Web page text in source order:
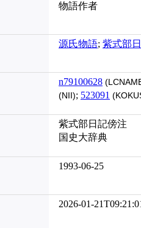
物語作者
源氏物語; 紫式部
n79100628
(NII); 523091
紫式部日記傍注
国史大辞典
1993-06-25
2026-01-